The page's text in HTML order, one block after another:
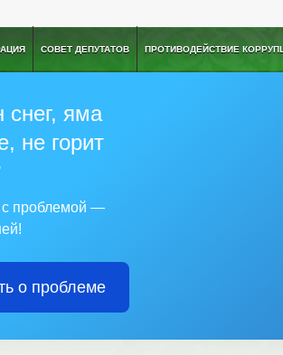
СОВЕТ ДЕПУТАТОВ ПРОТИВОДЕЙСТВИЕ
снег, яма
не горит
с проблемой —
о проблеме